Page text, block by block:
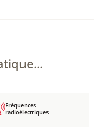
Fréquences
radioélectriques